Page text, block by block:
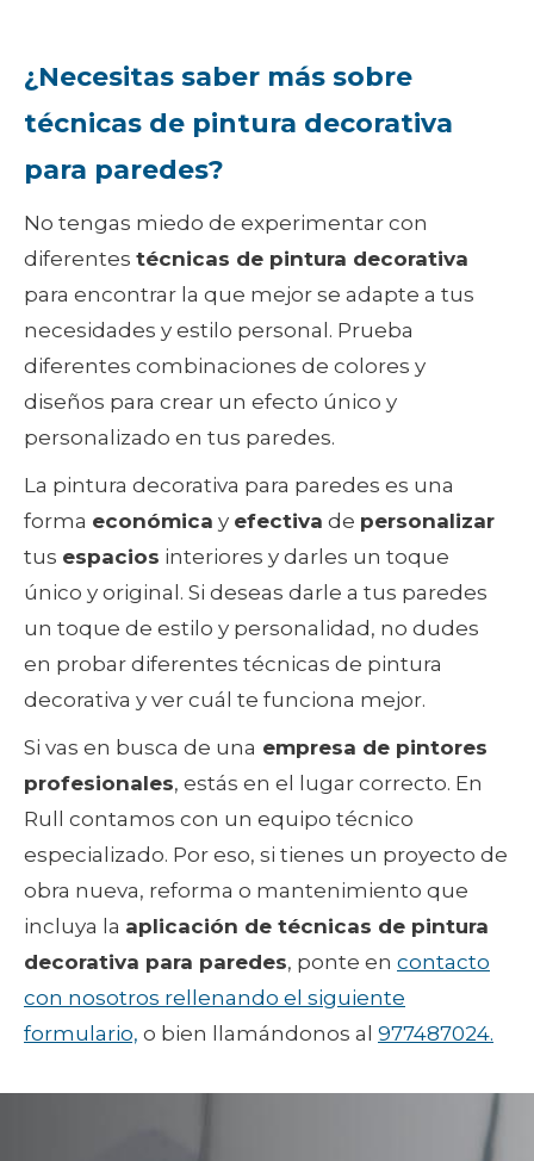
¿Necesitas saber más sobre
técnicas de pintura decorativa
para paredes?
No tengas miedo de experimentar con
diferentes técnicas de pintura decorativa
para encontrar la que mejor se adapte a tus
necesidades y estilo personal. Prueba
diferentes combinaciones de colores y
diseños para crear un efecto único y
personalizado en tus paredes.
La pintura decorativa para paredes es una
forma económica y efectiva de personalizar
tus espacios interiores y darles un toque
único y original. Si deseas darle a tus paredes
un toque de estilo y personalidad, no dudes
en probar diferentes técnicas de pintura
decorativa y ver cuál te funciona mejor.
Si vas en busca de una empresa de pintores
profesionales, estás en el lugar correcto. En
Rull contamos con un equipo técnico
especializado. Por eso, si tienes un proyecto de
obra nueva, reforma o mantenimiento que
incluya la aplicación de técnicas de pintura
decorativa para paredes, ponte en contacto
con nosotros rellenando el siguiente
formulario, o bien llamándonos al 977487024.